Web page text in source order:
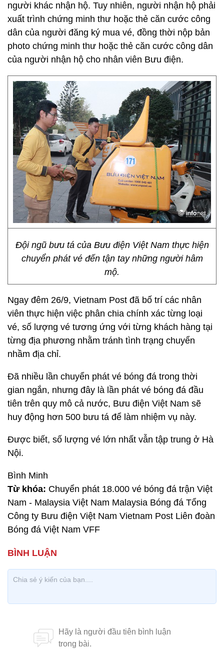
người khác nhận hộ. Tuy nhiên, người nhận hộ phải
xuất trình chứng minh thư hoặc thẻ căn cước công
dân của người đăng ký mua vé, đồng thời nộp bản
photo chứng minh thư hoặc thẻ căn cước công dân
của người nhận hộ cho nhân viên Bưu điện.
Đội ngũ bưu tá của Bưu điện Việt Nam thực hiện
chuyển phát vé đến tận tay những người hâm
mộ.
Ngay đêm 26/9, Vietnam Post đã bố trí các nhân
viên thực hiện việc phân chia chính xác từng loại
vé, số lượng vé tương ứng với từng khách hàng tại
từng địa phương nhằm tránh tình trạng chuyển
nhầm địa chỉ.
Đã nhiều lần chuyển phát vé bóng đá trong thời
gian ngắn, nhưng đây là lần phát vé bóng đá đầu
tiên trên quy mô cả nước, Bưu điện Việt Nam sẽ
huy động hơn 500 bưu tá để làm nhiệm vụ này.
Được biết, số lượng vé lớn nhất vẫn tập trung ở Hà
Nội.
Bình Minh
Từ khóa: Chuyển phát 18.000 vé bóng đá trận Việt
Nam - Malaysia Việt Nam Malaysia Bóng đá Tổng
Công ty Bưu điện Việt Nam Vietnam Post Liên đoàn
Bóng đá Việt Nam VFF